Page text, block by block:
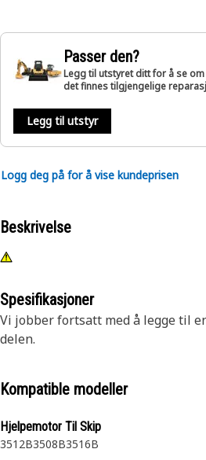
Passer den?
Legg til utstyret ditt for å se
det finnes tilgjengelige
Legg til utstyr
Logg deg på for å vise kundeprisen
Beskrivelse
Spesifikasjoner
Vi jobber fortsatt med å legge til
delen.
Kompatible modeller
Hjelpemotor Til Skip
3512B3508B3516B